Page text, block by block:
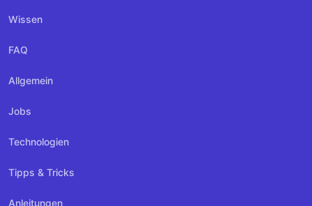
Wissen
FAQ
Allgemein
Jobs
Technologien
Tipps & Tricks
Anleitungen